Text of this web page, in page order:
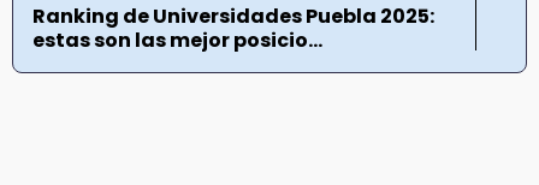
Ranking de Universidades Puebla 2025:
estas son las mejor posicio...